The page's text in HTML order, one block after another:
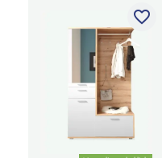
favorite_border